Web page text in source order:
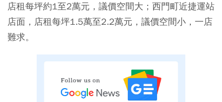
店租每坪約1至2萬元，議價空間大；西門町近捷運站
店面，店租每坪1.5萬至2.2萬元，議價空間小，一店
難求。